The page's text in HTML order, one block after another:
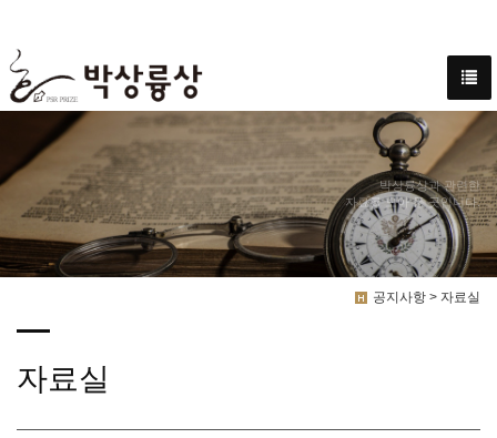
박상륭상과 관련한
자료를 모아 둔 곳입니다.
공지사항 > 자료실
자료실